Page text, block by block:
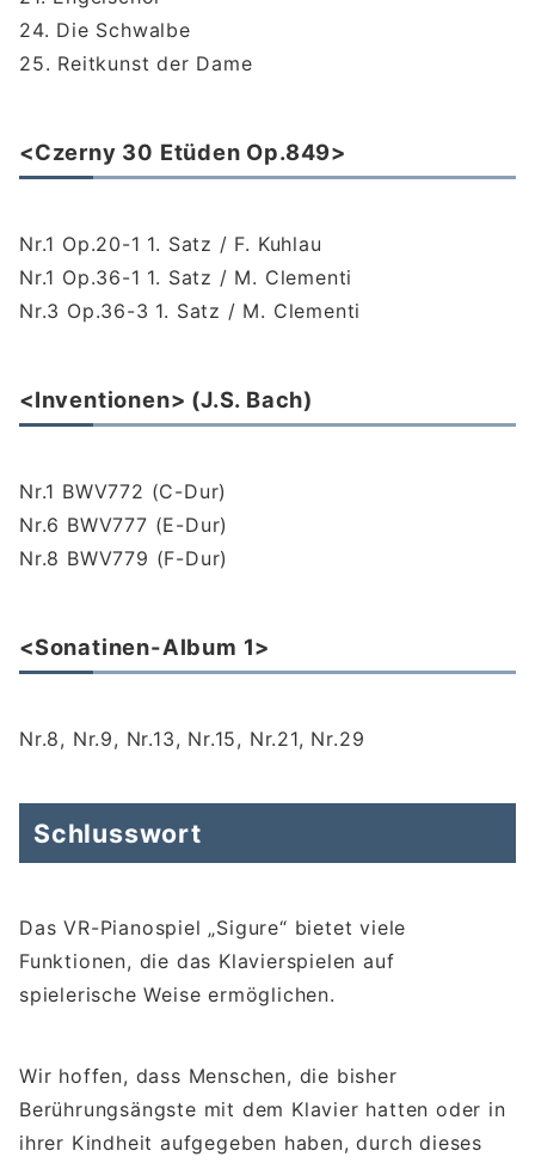
24. Die Schwalbe
25. Reitkunst der Dame
<Czerny 30 Etüden Op.849>
Nr.1 Op.20-1 1. Satz / F. Kuhlau
Nr.1 Op.36-1 1. Satz / M. Clementi
Nr.3 Op.36-3 1. Satz / M. Clementi
<Inventionen> (J.S. Bach)
Nr.1 BWV772 (C-Dur)
Nr.6 BWV777 (E-Dur)
Nr.8 BWV779 (F-Dur)
<Sonatinen-Album 1>
Nr.8, Nr.9, Nr.13, Nr.15, Nr.21, Nr.29
Schlusswort
Das VR-Pianospiel „Sigure“ bietet viele
Funktionen, die das Klavierspielen auf
spielerische Weise ermöglichen.
Wir hoffen, dass Menschen, die bisher
Berührungsängste mit dem Klavier hatten oder in
ihrer Kindheit aufgegeben haben, durch dieses